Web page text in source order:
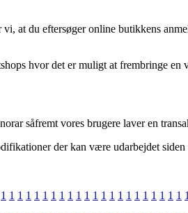
at du eftersøger online butikkens
hvor det er muligt at frembringe en
såfremt vores brugere laver en
der kan være udarbejdet
1 1 1 1 1 1 1 1 1 1 1 1 1 1 1 1 1 1 1 1 1 1 1